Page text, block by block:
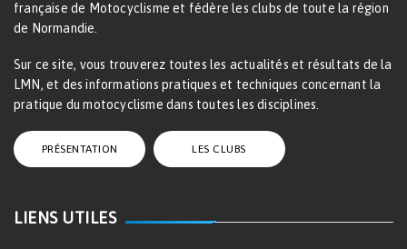
française de Motocyclisme et fédère les clubs de toute la région
de Normandie.
Sur ce site, vous trouverez toutes les actualités et résultats de la
LMN, et des informations pratiques et techniques concernant la
pratique du motocyclisme dans toutes les disciplines.
PRÉSENTATION LES CLUBS
LIENS UTILES